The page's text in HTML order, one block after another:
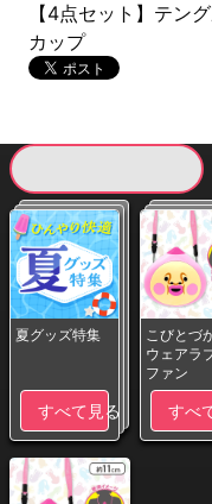
【4点セット】テン
カップ
夏グッズ特集
すべて見る
こびとづ
ウェアラ
ファン
すべ